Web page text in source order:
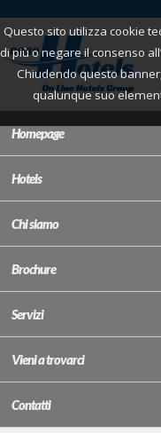
Questo sito utilizza cookie
di più o negare il consenso
Chiudendo questo
qualunque suo
Homepage
Hotels
Chi siamo
Brochure
Servizi
Vieni a trovarci
Contatti